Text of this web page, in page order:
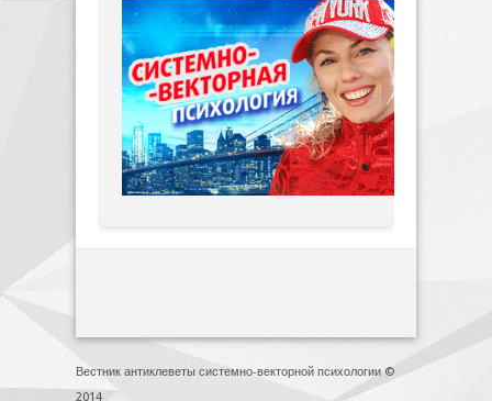
Вестник антиклеветы системно-векторной психологии ©
2014